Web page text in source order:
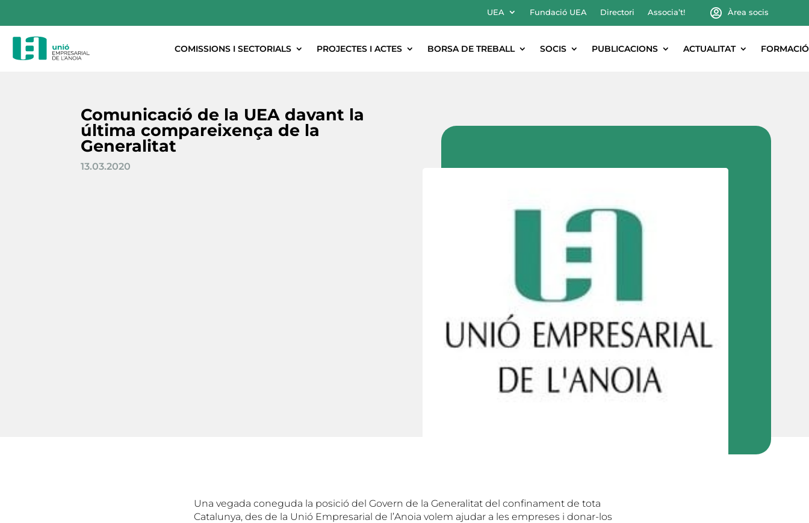
UEA Fundació UEA Directori Associa’t! Àrea socis
COMISSIONS I SECTORIALS PROJECTES I ACTES BORSA DE TREBALL SOCIS PUBLICACIONS ACTUALITAT FORMACIÓ
Comunicació de la UEA davant la
última compareixença de la
Generalitat
13.03.2020
Una vegada coneguda la posició del Govern de la Generalitat del confinament de tota
Catalunya, des de la Unió Empresarial de l’Anoia volem ajudar a les empreses i donar-los